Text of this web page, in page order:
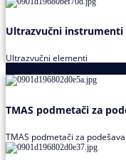
Ultrazvučni instrumenti
Ultrazvučni elementi
TMAS podmetači za
TMAS podmetači za